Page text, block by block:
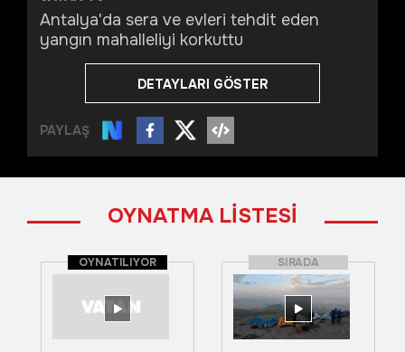
Antalya'da sera ve evleri tehdit eden
yangın mahalleliyi korkuttu
DETAYLARI GÖSTER
PAYLAŞ
OYNATMA LİSTESİ
OYNATILIYOR SIRADA